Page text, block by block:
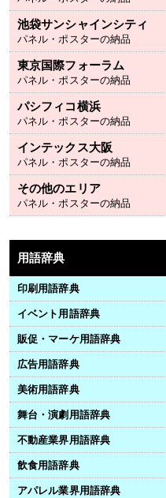
池袋サンシャインシティ
パネル・ポスターの納品
東京国際フォーラム
パネル・ポスターの納品
パシフィコ横浜
パネル・ポスターの納品
インテックス大阪
パネル・ポスターの納品
その他のエリア
パネル・ポスターの納品
用語辞典
印刷用語辞典
イベント用語辞典
販促・マーケ用語辞典
広告用語辞典
美術用語辞典
舞台・演劇用語辞典
不動産業界用語辞典
飲食用語辞典
アパレル業界用語辞典